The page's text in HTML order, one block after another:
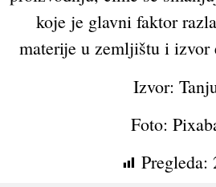
koje je glavni faktor
materije u zemljištu i izvor
Izvor:
Foto:
Pregleda: